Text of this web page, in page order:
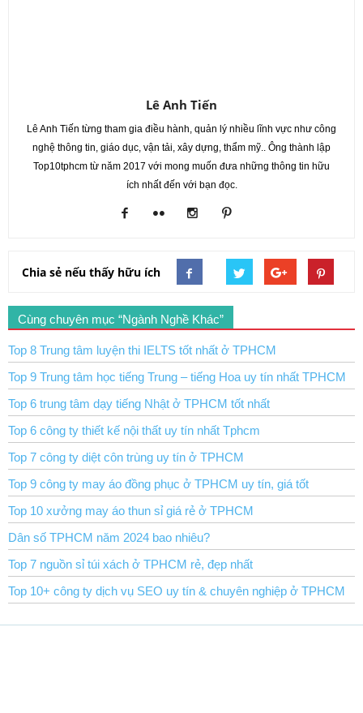
Lê Anh Tiến
Lê Anh Tiến từng tham gia điều hành, quản lý nhiều lĩnh vực như công
nghệ thông tin, giáo dục, vận tải, xây dựng, thẩm mỹ.. Ông thành lập
Top10tphcm từ năm 2017 với mong muốn đưa những thông tin hữu
ích nhất đến với bạn đọc.
Chia sẻ nếu thấy hữu ích
Cùng chuyên mục “Ngành Nghề Khác”
Top 8 Trung tâm luyện thi IELTS tốt nhất ở TPHCM
Top 9 Trung tâm học tiếng Trung – tiếng Hoa uy tín nhất TPHCM
Top 6 trung tâm dạy tiếng Nhật ở TPHCM tốt nhất
Top 6 công ty thiết kế nội thất uy tín nhất Tphcm
Top 7 công ty diệt côn trùng uy tín ở TPHCM
Top 9 công ty may áo đồng phục ở TPHCM uy tín, giá tốt
Top 10 xưởng may áo thun sỉ giá rẻ ở TPHCM
Dân số TPHCM năm 2024 bao nhiêu?
Top 7 nguồn sỉ túi xách ở TPHCM rẻ, đẹp nhất
Top 10+ công ty dịch vụ SEO uy tín & chuyên nghiệp ở TPHCM